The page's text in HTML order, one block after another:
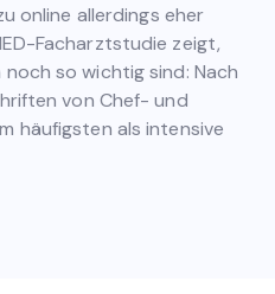
online allerdings eher
Facharztstudie zeigt,
so wichtig sind: Nach
von Chef- und
häufigsten als intensive